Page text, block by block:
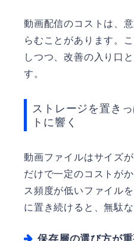
動画配信のコストは、
らむことがあります。
しつつ、改善の入り口
す。
ストレージを置き
トに響く
動画ファイルはサイズ
だけで一定のコストが
ス頻度が低いファイル
に置き続けると、無駄